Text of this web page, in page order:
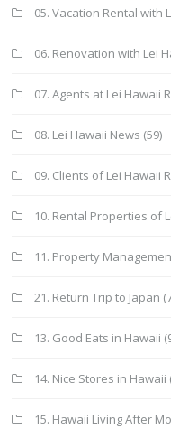
05. Vacation Rental with
06. Renovation with Lei
07. Agents at Lei Hawaii
08. Lei Hawaii News (59)
09. Clients of Lei Hawaii
10. Rental Properties of
11. Property
21. Return Trip to Japan
13. Good Eats in Hawaii
14. Nice Stores in Hawaii
15. Hawaii Living After